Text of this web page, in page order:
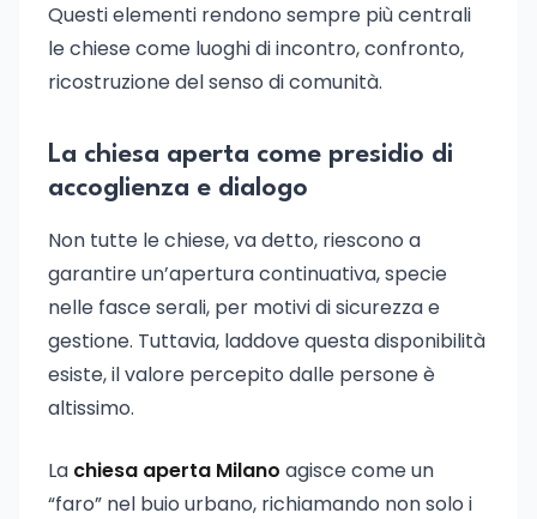
Questi elementi rendono sempre più centrali
le chiese come luoghi di incontro, confronto,
ricostruzione del senso di comunità.
La chiesa aperta come presidio di
accoglienza e dialogo
Non tutte le chiese, va detto, riescono a
garantire un’apertura continuativa, specie
nelle fasce serali, per motivi di sicurezza e
gestione. Tuttavia, laddove questa disponibilità
esiste, il valore percepito dalle persone è
altissimo.
La chiesa aperta Milano agisce come un
“faro” nel buio urbano, richiamando non solo i